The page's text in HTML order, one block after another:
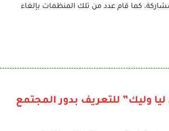
كما قام عدد من تلك المنظمات بإلغاء
وليك” للتعريف بدور المجتمع